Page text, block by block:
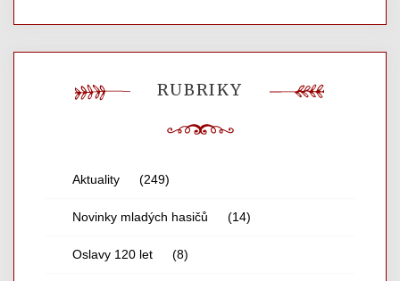
RUBRIKY
Aktuality (249)
Novinky mladých hasičů (14)
Oslavy 120 let (8)